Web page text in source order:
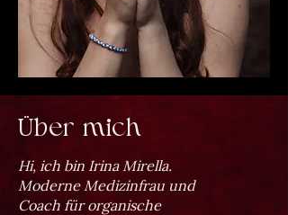
Über mich
Hi, ich bin Irina Mirella.
Moderne Medizinfrau und
Coach für organische